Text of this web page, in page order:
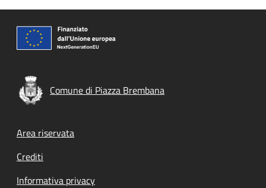
Comune di Piazza Brembana
Footer menu
Area riservata
Crediti
Informativa privacy